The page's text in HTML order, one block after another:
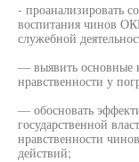
- проанализировать
воспитания чинов
служебной
— выявить основные
нравственности у
— обосновать
государственной
нравственности
действий;